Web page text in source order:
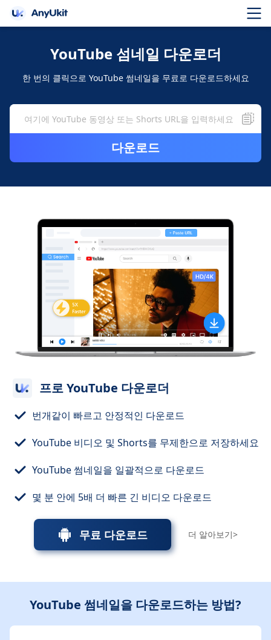
YouTube 섬네일 다운로더
한 번의 클릭으로 YouTube 썸네일을 무료로 다운로드하세요
다운로드
프로 YouTube 다운로더
번개같이 빠르고 안정적인 다운로드
YouTube 비디오 및 Shorts를 무제한으로 저장하세요
YouTube 썸네일을 일괄적으로 다운로드
몇 분 안에 5배 더 빠른 긴 비디오 다운로드
무료 다운로드 더 알아보기>
YouTube 썸네일을 다운로드하는 방법?